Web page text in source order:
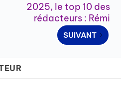
2025, le top 10 des
rédacteurs : Rémi
SUIVANT